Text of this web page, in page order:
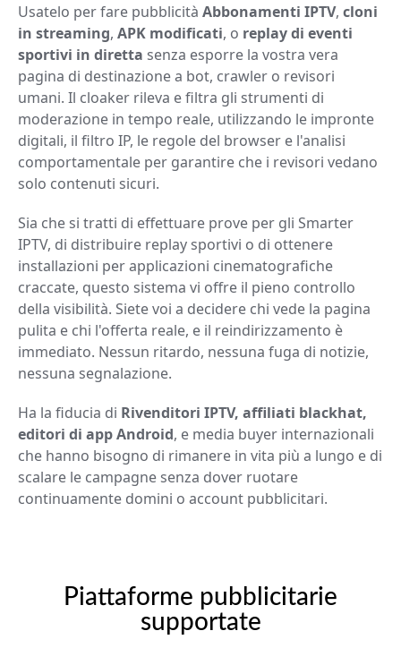
Usatelo per fare pubblicità Abbonamenti IPTV, cloni
in streaming, APK modificati, o replay di eventi
sportivi in diretta senza esporre la vostra vera
pagina di destinazione a bot, crawler o revisori
umani. Il cloaker rileva e filtra gli strumenti di
moderazione in tempo reale, utilizzando le impronte
digitali, il filtro IP, le regole del browser e l'analisi
comportamentale per garantire che i revisori vedano
solo contenuti sicuri.
Sia che si tratti di effettuare prove per gli Smarter
IPTV, di distribuire replay sportivi o di ottenere
installazioni per applicazioni cinematografiche
craccate, questo sistema vi offre il pieno controllo
della visibilità. Siete voi a decidere chi vede la pagina
pulita e chi l'offerta reale, e il reindirizzamento è
immediato. Nessun ritardo, nessuna fuga di notizie,
nessuna segnalazione.
Ha la fiducia di Rivenditori IPTV, affiliati blackhat,
editori di app Android, e media buyer internazionali
che hanno bisogno di rimanere in vita più a lungo e di
scalare le campagne senza dover ruotare
continuamente domini o account pubblicitari.
Piattaforme pubblicitarie
supportate